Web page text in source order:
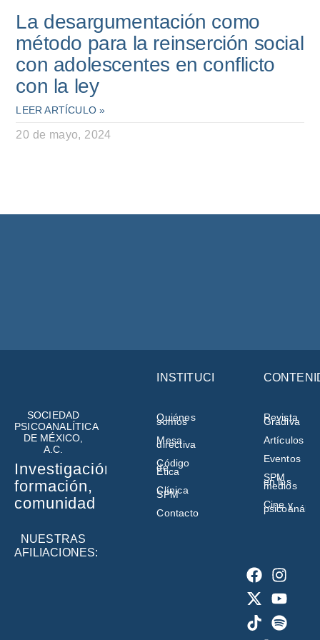
La desargumentación como
método para la reinserción social
con adolescentes en conflicto
con la ley
LEER ARTÍCULO »
20 de mayo, 2024
SOCIEDAD
PSICOANALÍTICA
DE MÉXICO,
A.C.
Investigación,
formación,
comunidad
NUESTRAS
AFILIACIONES:
INSTITUCIÓN
Quiénes
somos
Mesa
directiva
Código
de
Ética
Clínica
SPM
Contacto
Revista
Gradiva
Artículos
Eventos
SPM
en los
medios
Cine y